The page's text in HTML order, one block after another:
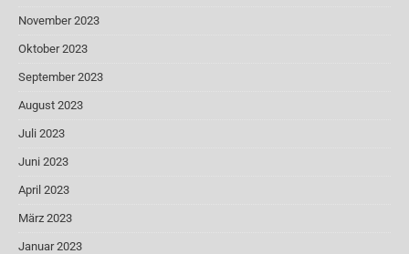
November 2023
Oktober 2023
September 2023
August 2023
Juli 2023
Juni 2023
April 2023
März 2023
Januar 2023